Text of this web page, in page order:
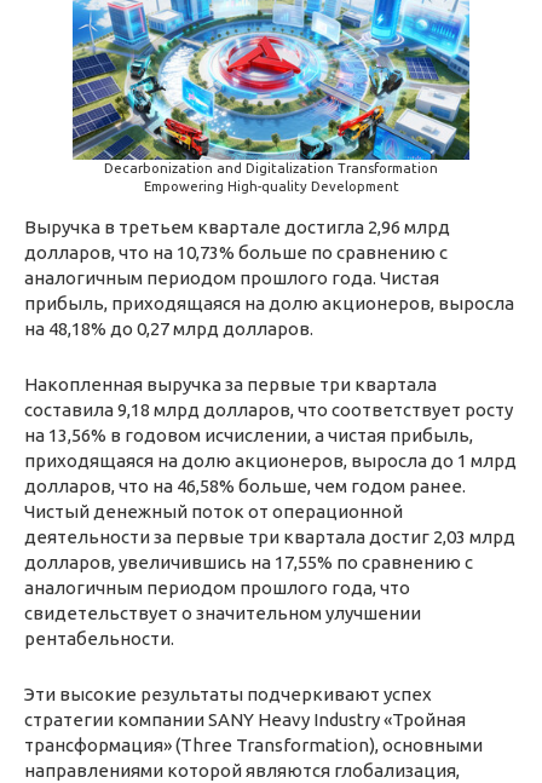
Decarbonization and Digitalization Transformation
Empowering High-quality Development
Выручка в третьем квартале достигла 2,96 млрд
долларов, что на 10,73% больше по сравнению с
аналогичным периодом прошлого года. Чистая
прибыль, приходящаяся на долю акционеров, выросла
на 48,18% до 0,27 млрд долларов.
Накопленная выручка за первые три квартала
составила 9,18 млрд долларов, что соответствует росту
на 13,56% в годовом исчислении, а чистая прибыль,
приходящаяся на долю акционеров, выросла до 1 млрд
долларов, что на 46,58% больше, чем годом ранее.
Чистый денежный поток от операционной
деятельности за первые три квартала достиг 2,03 млрд
долларов, увеличившись на 17,55% по сравнению с
аналогичным периодом прошлого года, что
свидетельствует о значительном улучшении
рентабельности.
Эти высокие результаты подчеркивают успех
стратегии компании SANY Heavy Industry «Тройная
трансформация» (Three Transformation), основными
направлениями которой являются глобализация,